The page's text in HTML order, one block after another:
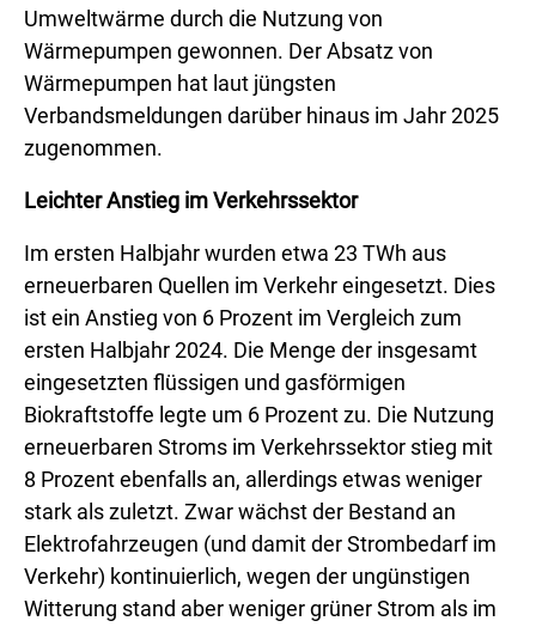
Umweltwärme durch die Nutzung von
Wärmepumpen gewonnen. Der Absatz von
Wärmepumpen hat laut jüngsten
Verbandsmeldungen darüber hinaus im Jahr 2025
zugenommen.
Leichter Anstieg im Verkehrssektor
Im ersten Halbjahr wurden etwa 23 TWh aus
erneuerbaren Quellen im Verkehr eingesetzt. Dies
ist ein Anstieg von 6 Prozent im Vergleich zum
ersten Halbjahr 2024. Die Menge der insgesamt
eingesetzten flüssigen und gasförmigen
Biokraftstoffe legte um 6 Prozent zu. Die Nutzung
erneuerbaren Stroms im Verkehrssektor stieg mit
8 Prozent ebenfalls an, allerdings etwas weniger
stark als zuletzt. Zwar wächst der Bestand an
Elektrofahrzeugen (und damit der Strombedarf im
Verkehr) kontinuierlich, wegen der ungünstigen
Witterung stand aber weniger grüner Strom als im